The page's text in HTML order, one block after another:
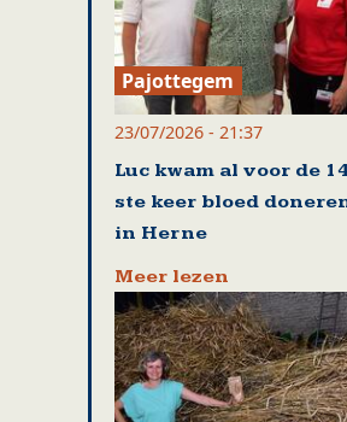
Pajottegem
23/07/2026 - 21:37
Luc kwam al voor de
ste keer bloed
in Herne
Meer lezen